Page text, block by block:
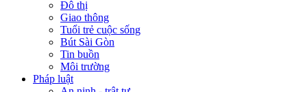
Đô thị
Giao thông
Tuổi trẻ cuộc sống
Bút Sài Gòn
Tin buồn
Môi trường
Pháp luật